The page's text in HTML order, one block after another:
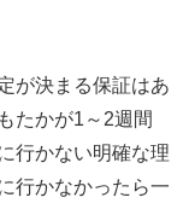
が決まる保証はあ
たかが1～2週間
行かない明確な理
行かなかったら一